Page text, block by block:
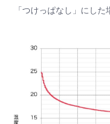
「つけっぱなし」にし